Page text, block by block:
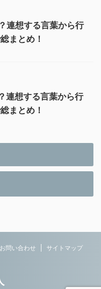
連想する言葉から行
まとめ！
連想する言葉から行
まとめ！
お問い合わせ サイトマップ